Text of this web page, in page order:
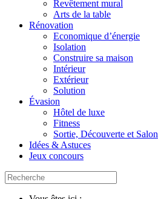
Revêtement mural
Arts de la table
Rénovation
Economique d’énergie
Isolation
Construire sa maison
Intérieur
Extérieur
Solution
Évasion
Hôtel de luxe
Fitness
Sortie, Découverte et Salon
Idées & Astuces
Jeux concours